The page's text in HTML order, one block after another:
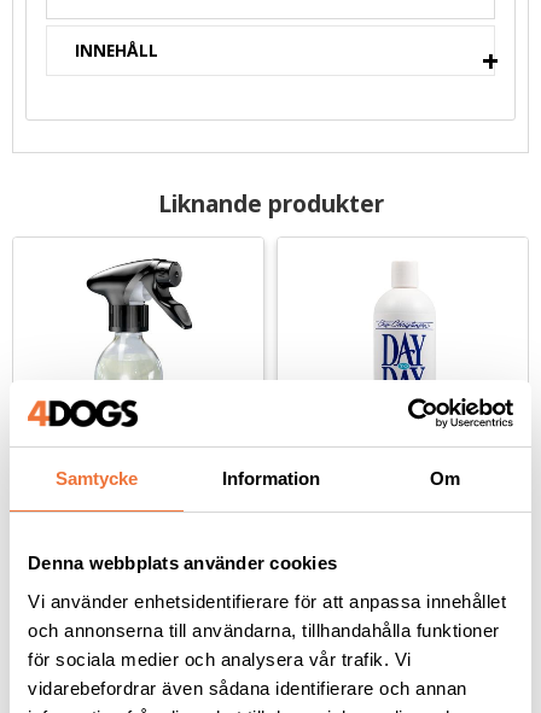
Samtycke Information Om
Denna webbplats använder cookies
Vi använder enhetsidentifierare för att anpassa innehållet
och annonserna till användarna, tillhandahålla funktioner
för sociala medier och analysera vår trafik. Vi
vidarebefordrar även sådana identifierare och annan
INNEHÅLL
Liknande produkter
Allergenius
spray - 250 ml
Minskar mängden allergen, oparfymerat
299kr
Chris Christensen Day
259kr